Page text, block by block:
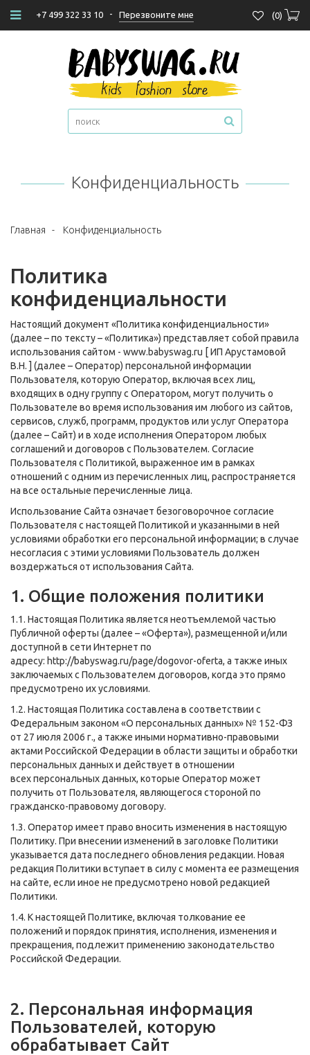
+7 499 322 33 10 - Перезвоните мне (0)
Конфиденциальность
Главная - Конфиденциальность
Политика
конфиденциальности
Настоящий документ «Политика конфиденциальности»
(далее – по тексту – «Политика») представляет собой правила
использования сайтом - www.babyswag.ru [ ИП Арустамовой
В.Н. ] (далее – Оператор) персональной информации
Пользователя, которую Оператор, включая всех лиц,
входящих в одну группу с Оператором, могут получить о
Пользователе во время использования им любого из сайтов,
сервисов, служб, программ, продуктов или услуг Оператора
(далее – Сайт) и в ходе исполнения Оператором любых
соглашений и договоров с Пользователем. Согласие
Пользователя с Политикой, выраженное им в рамках
отношений с одним из перечисленных лиц, распространяется
на все остальные перечисленные лица.
Использование Сайта означает безоговорочное согласие
Пользователя с настоящей Политикой и указанными в ней
условиями обработки его персональной информации; в случае
несогласия с этими условиями Пользователь должен
воздержаться от использования Сайта.
1. Общие положения политики
1.1. Настоящая Политика является неотъемлемой частью
Публичной оферты (далее – «Оферта»), размещенной и/или
доступной в сети Интернет по
адресу: http://babyswag.ru/page/dogovor-oferta, а также иных
заключаемых с Пользователем договоров, когда это прямо
предусмотрено их условиями.
1.2. Настоящая Политика составлена в соответствии с
Федеральным законом «О персональных данных» № 152-ФЗ
от 27 июля 2006 г., а также иными нормативно-правовыми
актами Российской Федерации в области защиты и обработки
персональных данных и действует в отношении
всех персональных данных, которые Оператор может
получить от Пользователя, являющегося стороной по
гражданско-правовому договору.
1.3. Оператор имеет право вносить изменения в настоящую
Политику. При внесении изменений в заголовке Политики
указывается дата последнего обновления редакции. Новая
редакция Политики вступает в силу с момента ее размещения
на сайте, если иное не предусмотрено новой редакцией
Политики.
1.4. К настоящей Политике, включая толкование ее
положений и порядок принятия, исполнения, изменения и
прекращения, подлежит применению законодательство
Российской Федерации.
2. Персональная информация
Пользователей, которую
обрабатывает Сайт